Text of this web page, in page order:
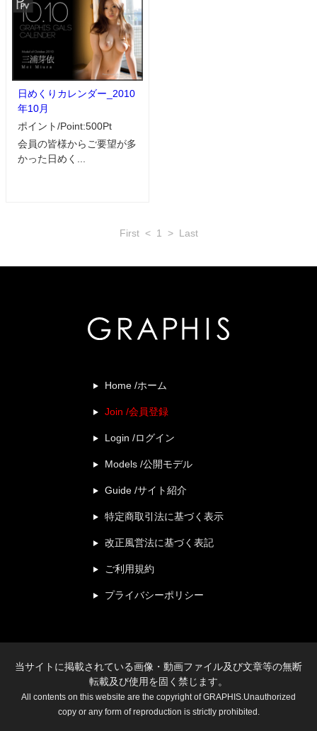
日めくりカレンダー_2010
年10月
ポイント/Point:500Pt
会員の皆様からご要望が多
かった日めく...
First < 1 > Last
Home /ホーム
Join /会員登録
Login /ログイン
Models /公開モデル
Guide /サイト紹介
特定商取引法に基づく表示
改正風営法に基づく表記
ご利用規約
プライバシーポリシー
当サイトに掲載されている画像・動画ファイル及び文章等の無断
転載及び使用を固く禁じます。
All contents on this website are the copyright of GRAPHIS.Unauthorized
copy or any form of reproduction is strictly prohibited.